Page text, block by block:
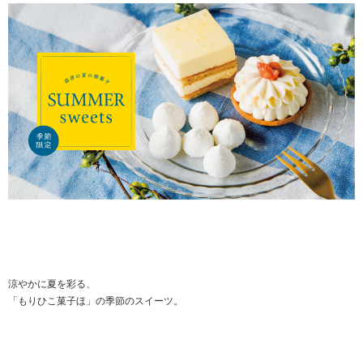
涼やかに夏を彩る、
「もりひこ菓子ほ」の季節のスイーツ。